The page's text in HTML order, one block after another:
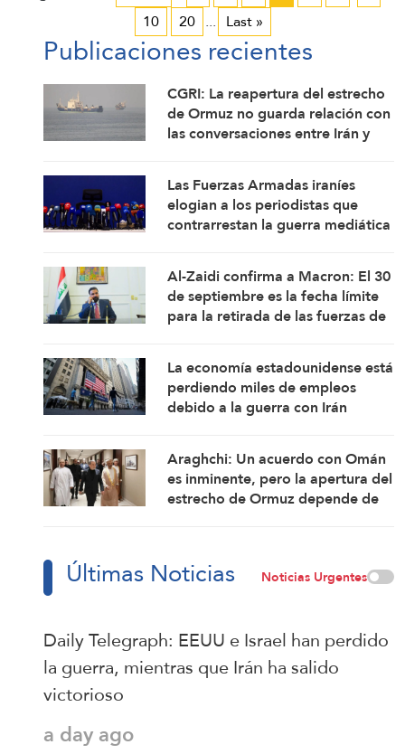
10
20 ... Last »
Publicaciones recientes
CGRI: La reapertura del estrecho
de Ormuz no guarda relación con
las conversaciones entre Irán y
Las Fuerzas Armadas iraníes
elogian a los periodistas que
contrarrestan la guerra mediática
Al-Zaidi confirma a Macron: El 30
de septiembre es la fecha límite
para la retirada de las fuerzas de
La economía estadounidense está
perdiendo miles de empleos
debido a la guerra con Irán
Araghchi: Un acuerdo con Omán
es inminente, pero la apertura del
estrecho de Ormuz depende de
Últimas Noticias Noticias Urgentes
Daily Telegraph: EEUU e Israel han perdido
la guerra, mientras que Irán ha salido
victorioso
a day ago